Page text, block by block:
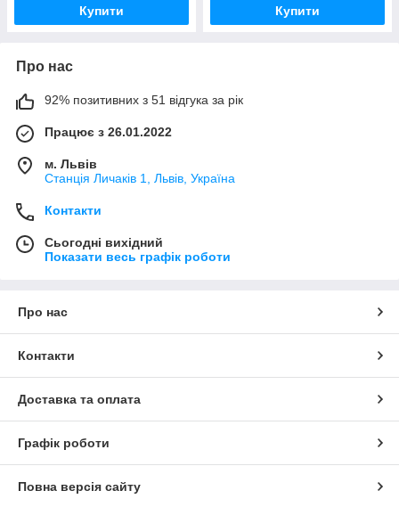
Купити Купити
Про нас
92% позитивних з 51 відгука за рік
Працює з 26.01.2022
м. Львів
Станція Личаків 1, Львів, Україна
Контакти
Сьогодні вихідний
Показати весь графік роботи
Про нас
Контакти
Доставка та оплата
Графік роботи
Повна версія сайту